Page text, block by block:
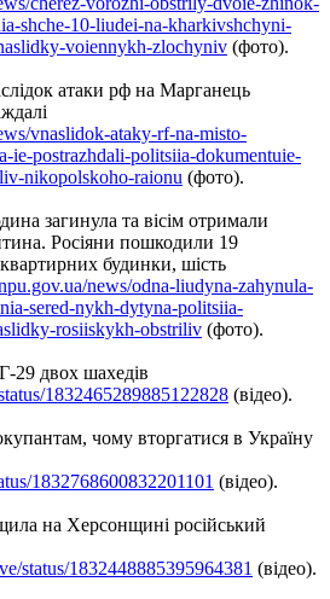
shche-10-liudei-na-kharkivshchyni-
voiennykh-zlochyniv (фото).
атаки рф на Марганець
vnaslidok-ataky-rf-na-misto-
ie-postrazhdali-politsiia-dokumentuie-
nikopolskoho-raionu (фото).
загинула та вісім отримали
Росіяни пошкодили 19
будинки, шість
news/odna-liudyna-zahynula-
sered-nykh-dytyna-politsiia-
rosiiskykh-obstriliv (фото).
29 двох шахедів
1832465289885122828 (відео).
чому вторгатися в Україну
1832768600832201101 (відео).
на Херсонщині російський
status/1832448885395964381 (відео).